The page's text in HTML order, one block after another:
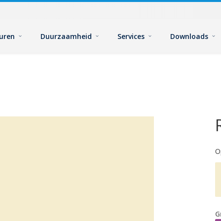
Duurzaamheid Services Downloads